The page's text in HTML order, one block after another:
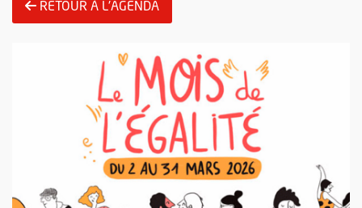
RETOUR À L'AGENDA